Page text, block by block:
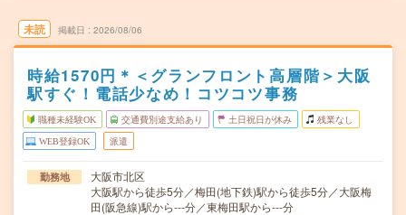
未読 掲載日 2026/08/06
時給1570円＊＜グランフロント高層階＞大阪
駅すぐ！電話少なめ！コツコツ事務
職種未経験OK 交通費別途支給あり 土日祝日が休み 残業なし
WEB登録OK 派遣
勤務地
大阪市北区
大阪駅から徒歩5分／梅田(地下鉄)駅から徒歩5分／大阪梅
田(阪急線)駅から---分／東梅田駅から---分